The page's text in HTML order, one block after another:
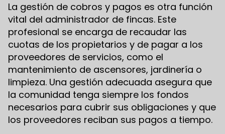
La gestión de cobros y pagos es otra función
vital del administrador de fincas. Este
profesional se encarga de recaudar las
cuotas de los propietarios y de pagar a los
proveedores de servicios, como el
mantenimiento de ascensores, jardinería o
limpieza. Una gestión adecuada asegura que
la comunidad tenga siempre los fondos
necesarios para cubrir sus obligaciones y que
los proveedores reciban sus pagos a tiempo.